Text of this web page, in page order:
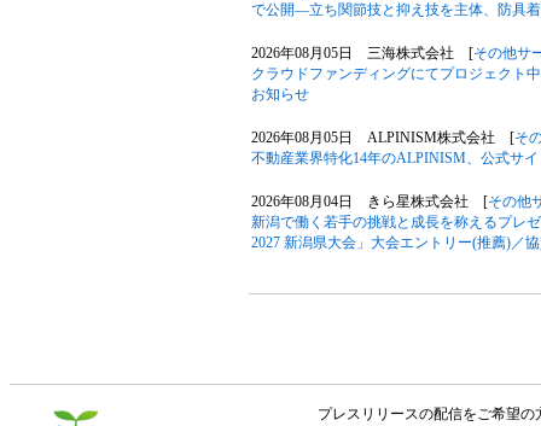
で公開―立ち関節技と抑え技を主体、防具
2026年08月05日 三海株式会社 [その他サ
クラウドファンディングにてプロジェクト
お知らせ
2026年08月05日 ALPINISM株式会社 [そ
不動産業界特化14年のALPINISM、公式サ
2026年08月04日 きら星株式会社 [その他
新潟で働く若手の挑戦と成長を称えるプレ
2027 新潟県大会」大会エントリー(推薦)／
プレスリリースの配信をご希望の